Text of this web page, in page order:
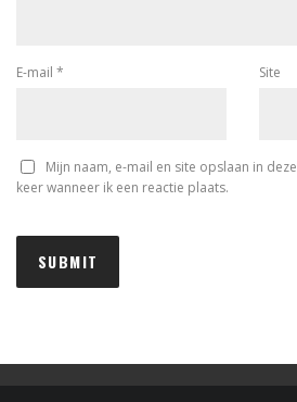
E-mail * Site
Mijn naam, e-mail en site opslaan in
keer wanneer ik een reactie plaats.